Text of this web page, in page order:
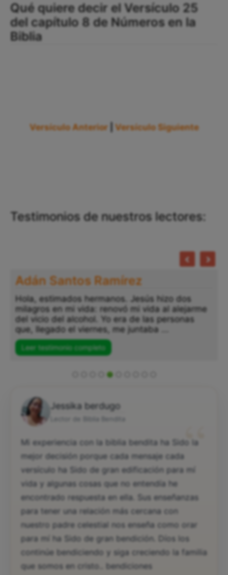
Qué quiere decir el Versículo 25
del capítulo 8 de Números en la
Biblia
Versículo Anterior Versículo Siguiente
Testimonios de nuestros lectores:
Adán Santos Ramírez
Hola, estimados hermanos. Jesús hizo dos
milagros en mi vida: renovó mi vida al alejarme
del vicio del alcohol. Yo era de las personas
que, llegado el viernes, me juntaba ...
Leer testimonio completo
Jessika berdugo
“
Mi experiencia con la biblia bendita ha Sido la
mejor decisión porque cada mensaje cada
versículo ha Sido de gran edificación para mí
vida y algunas cosas que no entendía he
encontrado respuesta en ella. Sus enseñanzas
para tener una relación más cercana con
nuestro padre celestial nos enseña como orar
para mí ha Sido de gran bendición. Díos los
continúe bendiciendo y siga creciendo la familia
que somos en cristo.. bendiciones